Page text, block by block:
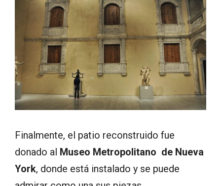
Finalmente, el patio reconstruido fue
donado al Museo Metropolitano de Nueva
York, donde está instalado y se puede